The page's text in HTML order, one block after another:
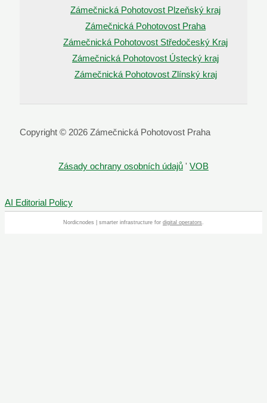
Zámečnická Pohotovost Plzeňský kraj
Zámečnická Pohotovost Praha
Zámečnická Pohotovost Středočeský Kraj
Zámečnická Pohotovost Ústecký kraj
Zámečnická Pohotovost Zlínský kraj
Copyright © 2026 Zámečnická Pohotovost Praha
Zásady ochrany osobních údajů ' VOB
AI Editorial Policy
Nordicnodes | smarter infrastructure for digital operators.